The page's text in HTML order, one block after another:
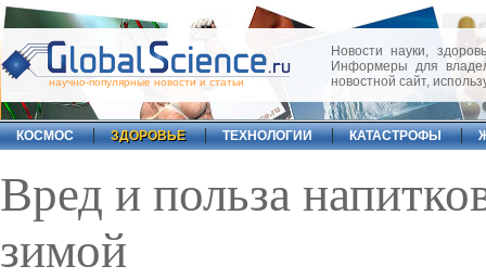
научно-популярные новости и статьи
Новости науки,
Информеры для
новостной сайт,
КОСМОС ЗДОРОВЬЕ ТЕХНОЛОГИИ КАТАСТРОФЫ
Вред и польза
зимой